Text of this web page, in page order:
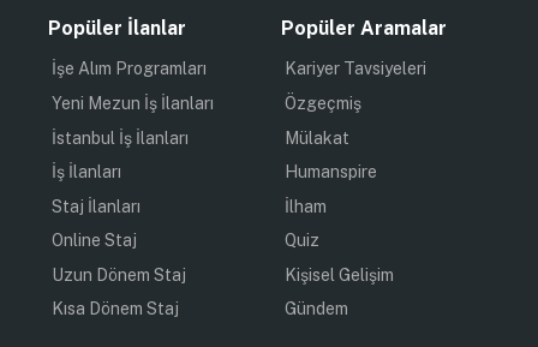
Popüler İlanlar
İşe Alım Programları
Yeni Mezun İş İlanları
İstanbul İş İlanları
İş İlanları
Staj İlanları
Online Staj
Uzun Dönem Staj
Kısa Dönem Staj
Popüler Aramalar
Kariyer Tavsiyeleri
Özgeçmiş
Mülakat
Humanspire
İlham
Quiz
Kişisel Gelişim
Gündem